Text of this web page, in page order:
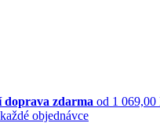
zdarma od 1 069,00
objednávce